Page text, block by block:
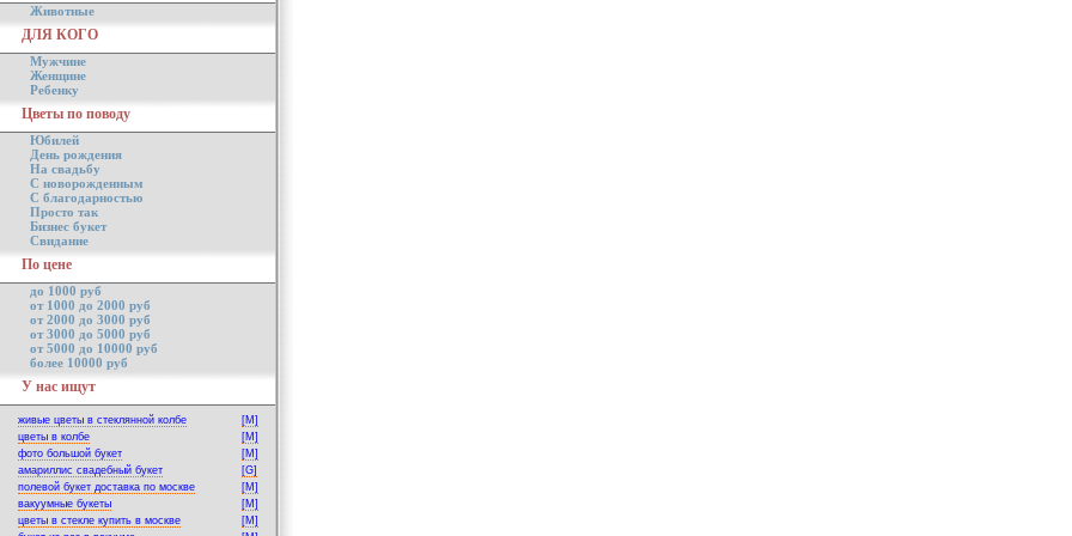
Животные
ДЛЯ КОГО
Мужчине
Женщине
Ребенку
Цветы по поводу
Юбилей
День рождения
На свадьбу
С новорожденным
С благодарностью
Просто так
Бизнес букет
Свидание
По цене
до 1000 руб
от 1000 до 2000 руб
от 2000 до 3000 руб
от 3000 до 5000 руб
от 5000 до 10000 руб
более 10000 руб
У нас ищут
живые цветы в стеклянной колбе
[M]
цветы в колбе
[M]
фото большой букет
[M]
амариллис свадебный букет
[G]
полевой букет доставка по москве
[M]
вакуумные букеты
[M]
цветы в стекле купить в москве
[M]